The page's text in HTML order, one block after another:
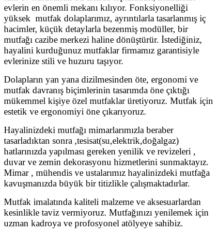
evlerin en önemli mekanı kılıyor. Fonksiyonelliği
yüksek mutfak dolaplarımız, ayrıntılarla tasarlanmış iç
hacimler, küçük detaylarla bezenmiş modüller, bir
mutfağı cazibe merkezi haline dönüştürür. İstediğiniz,
hayalini kurduğunuz mutfaklar firmamız garantisiyle
evlerinize stili ve huzuru taşıyor.
Dolapların yan yana dizilmesinden öte, ergonomi ve
mutfak davranış biçimlerinin tasarımda öne çıktığı
mükemmel kişiye özel mutfaklar üretiyoruz. Mutfak için
estetik ve ergonomiyi öne çıkarıyoruz.
Hayalinizdeki mutfağı mimarlarımızla beraber
tasarladıktan sonra ,tesisat(su,elektrik,doğalgaz)
hatlarınızda yapılması gereken yenilik ve revizeleri ,
duvar ve zemin dekorasyonu hizmetlerini sunmaktayız.
Mimar , mühendis ve ustalarımız hayalinizdeki mutfağa
kavuşmanızda büyük bir titizlikle çalışmaktadırlar.
Mutfak imalatında kaliteli malzeme ve aksesuarlardan
kesinlikle taviz vermiyoruz. Mutfağınızı yenilemek için
uzman kadroya ve profosyonel atölyeye sahibiz.